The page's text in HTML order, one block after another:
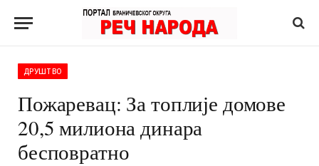
ДРУШТВО
Пожаревац: За топлије домове
20,5 милиона динара
бесповратно